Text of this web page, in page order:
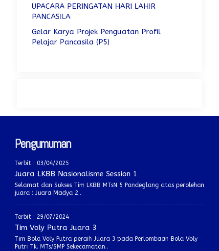
UPACARA PERINGATAN HARI LAHIR
PANCASILA
Gelar Karya Projek Penguatan Profil
Pelajar Pancasila (P5)
Pengumuman
Terbit : 03/04/2025
Juara LKBB Nasionalisme Session 1
Selamat dan Sukses Tim LKBB MTsN 5 Pandeglang atas perolehan
juara : Juara Madya 2..
Terbit : 29/07/2024
Tim Voly Putra Juara 3
Tim Bola Voly Putra peraih Juara 3 pada Perlombaan Bola Voly
Putri Tk. MTs/SMP Sekecamatan..